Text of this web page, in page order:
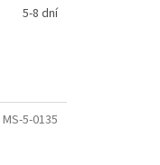
5-8 dní
MS-5-0135